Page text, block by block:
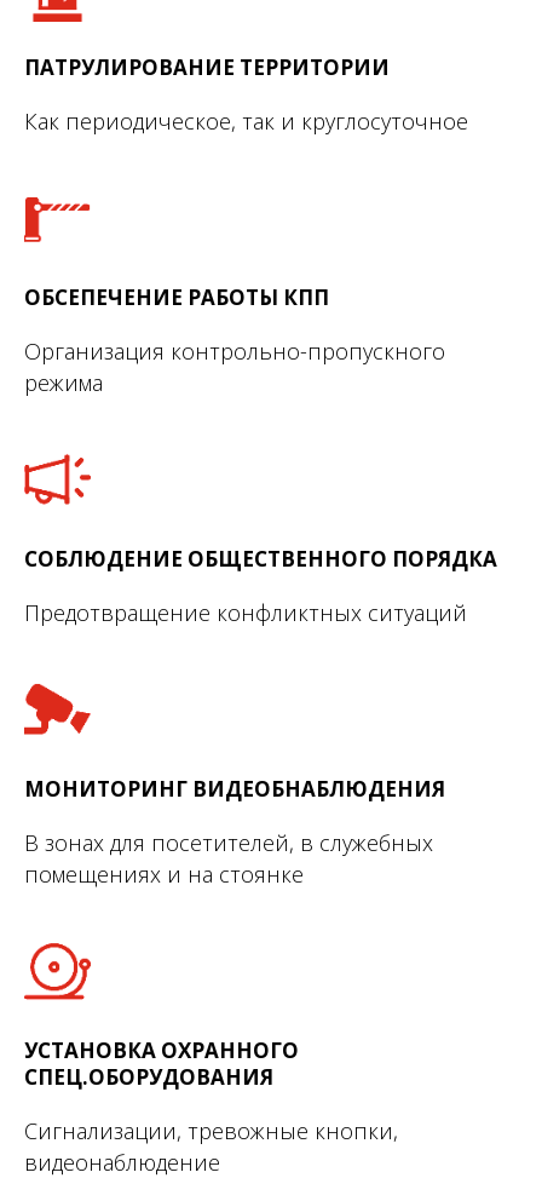
ПАТРУЛИРОВАНИЕ ТЕРРИТОРИИ
Как периодическое, так и круглосуточное
ОБСЕПЕЧЕНИЕ РАБОТЫ КПП
Организация контрольно-пропускного
режима
СОБЛЮДЕНИЕ ОБЩЕСТВЕННОГО ПОРЯДКА
Предотвращение конфликтных ситуаций
МОНИТОРИНГ ВИДЕОБНАБЛЮДЕНИЯ
В зонах для посетителей, в служебных
помещениях и на стоянке
УСТАНОВКА ОХРАННОГО
СПЕЦ.ОБОРУДОВАНИЯ
Сигнализации, тревожные кнопки,
видеонаблюдение